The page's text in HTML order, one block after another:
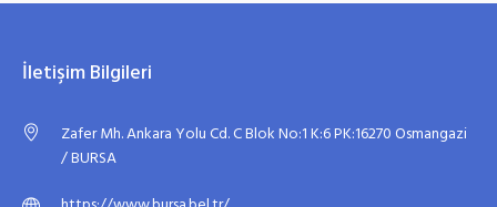
İletişim Bilgileri
Zafer Mh. Ankara Yolu Cd. C Blok No:1 K:6 PK:16270 Osmangazi
/ BURSA